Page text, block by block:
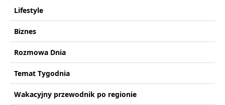
Lifestyle
Biznes
Rozmowa Dnia
Temat Tygodnia
Wakacyjny przewodnik po regionie